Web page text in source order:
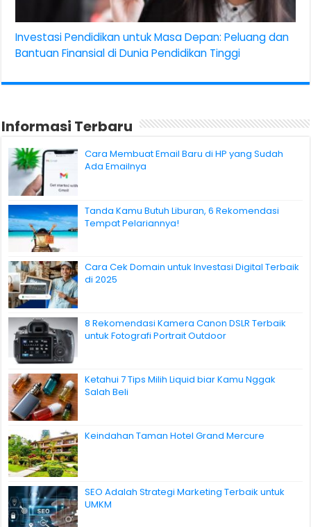
Investasi Pendidikan untuk Masa Depan: Peluang dan
Bantuan Finansial di Dunia Pendidikan Tinggi
Informasi Terbaru
Cara Membuat Email Baru di HP yang Sudah
Ada Emailnya
Tanda Kamu Butuh Liburan, 6 Rekomendasi
Tempat Pelariannya!
Cara Cek Domain untuk Investasi Digital Terbaik
di 2025
8 Rekomendasi Kamera Canon DSLR Terbaik
untuk Fotografi Portrait Outdoor
Ketahui 7 Tips Milih Liquid biar Kamu Nggak
Salah Beli
Keindahan Taman Hotel Grand Mercure
SEO Adalah Strategi Marketing Terbaik untuk
UMKM